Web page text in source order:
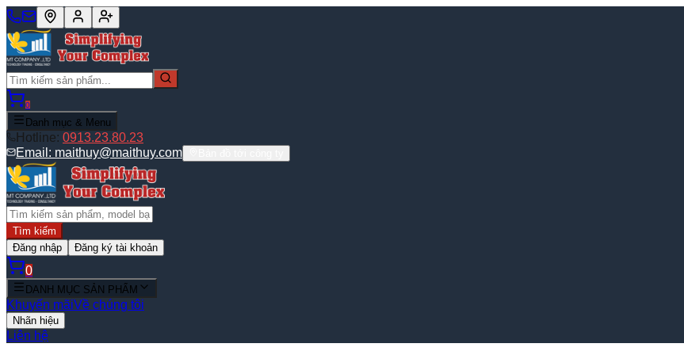
0
Danh mục & Menu
Hotline: 0913.23.80.23
Email: maithuy@maithuy.com
Tìm kiếm
Đăng nhập
Đăng ký tài khoản
0
DANH MỤC SẢN PHẨM
Khuyến mãiVề chúng tôi
Nhãn hiệu
Liên hệ